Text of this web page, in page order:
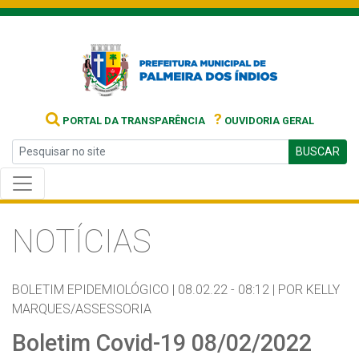
PORTAL DA TRANSPARÊNCIA ? OUVIDORIA GERAL
BUSCAR
NOTÍCIAS
BOLETIM EPIDEMIOLÓGICO | 08.02.22 - 08:12 | POR KELLY
MARQUES/ASSESSORIA
Boletim Covid-19 08/02/2022